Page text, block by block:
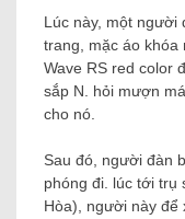
Lúc này, một người
trang, mặc áo khóa
Wave RS red color
sắp N. hỏi mượn
cho nó.
Sau đó, người đàn
phóng đi. lúc tới trụ
Hòa), người này để